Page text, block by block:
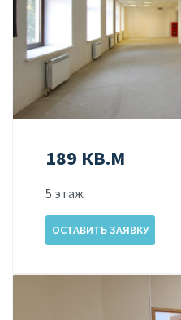
189 КВ.М
5 этаж
ОСТАВИТЬ ЗАЯВКУ